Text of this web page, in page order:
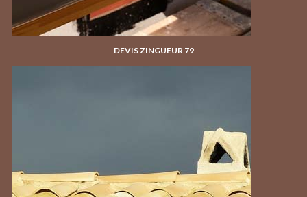
DEVIS ZINGUEUR 79